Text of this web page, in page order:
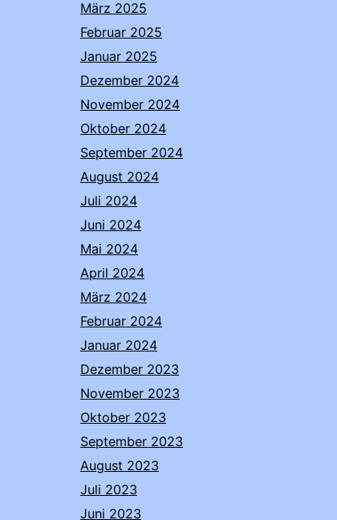
März 2025
Februar 2025
Januar 2025
Dezember 2024
November 2024
Oktober 2024
September 2024
August 2024
Juli 2024
Juni 2024
Mai 2024
April 2024
März 2024
Februar 2024
Januar 2024
Dezember 2023
November 2023
Oktober 2023
September 2023
August 2023
Juli 2023
Juni 2023